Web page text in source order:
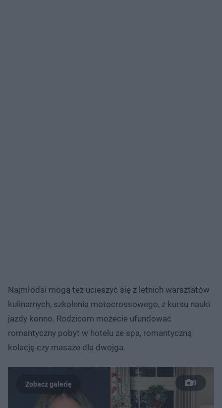
Najmłodsi mogą też ucieszyć się z letnich warsztatów
kulinarnych, szkolenia motocrossowego, z kursu nauki
jazdy konno. Rodzicom możecie ufundować
romantyczny pobyt w hotelu ze spa, romantyczną
kolację czy masaże dla dwojga.
9